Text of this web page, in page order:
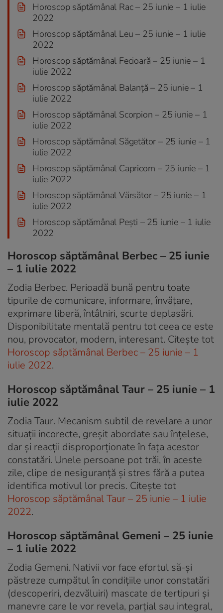
Horoscop săptămânal Rac – 25 iunie – 1 iulie
2022
Horoscop săptămânal Leu – 25 iunie – 1 iulie
2022
Horoscop săptămânal Fecioară – 25 iunie – 1
iulie 2022
Horoscop săptămânal Balanță – 25 iunie – 1
iulie 2022
Horoscop săptămânal Scorpion – 25 iunie – 1
iulie 2022
Horoscop săptămânal Săgetător – 25 iunie – 1
iulie 2022
Horoscop săptămânal Capricorn – 25 iunie – 1
iulie 2022
Horoscop săptămânal Vărsător – 25 iunie – 1
iulie 2022
Horoscop săptămânal Pești – 25 iunie – 1 iulie
2022
Horoscop săptămânal Berbec – 25 iunie
– 1 iulie 2022
Zodia Berbec. Perioadă bună pentru toate
tipurile de comunicare, informare, învățare,
exprimare liberă, întâlniri, scurte deplasări.
Disponibilitate mentală pentru tot ceea ce este
nou, provocator, modern, interesant. Citește tot
Horoscop săptămânal Berbec – 25 iunie – 1
iulie 2022.
Horoscop săptămânal Taur – 25 iunie – 1
iulie 2022
Zodia Taur. Mecanism subtil de revelare a unor
situații incorecte, greșit abordate sau înțelese,
dar și reacții disproporționate în fața acestor
constatări. Unele persoane pot trăi, în aceste
zile, clipe de nesiguranță și stres fără a putea
identifica motivul lor precis. Citește tot
Horoscop săptămânal Taur – 25 iunie – 1 iulie
2022.
Horoscop săptămânal Gemeni – 25 iunie
– 1 iulie 2022
Zodia Gemeni. Nativii vor face efortul să-și
păstreze cumpătul în condițiile unor constatări
(descoperiri, dezvăluiri) mascate de tertipuri și
manevre care le vor revela, parțial sau integral,